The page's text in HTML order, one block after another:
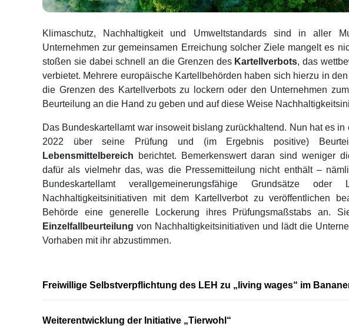
Klimaschutz, Nachhaltigkeit und Umweltstandards sind in aller
Unternehmen zur gemeinsamen Erreichung solcher Ziele mangelt es
stoßen sie dabei schnell an die Grenzen des Kartellverbots, das
verbietet. Mehrere europäische Kartellbehörden haben sich hierzu in
die Grenzen des Kartellverbots zu lockern oder den Unternehmen
Beurteilung an die Hand zu geben und auf diese Weise
Das Bundeskartellamt war insoweit bislang zurückhaltend. Nun hat es
2022 über seine Prüfung und (im Ergebnis positive)
Lebensmittelbereich berichtet. Bemerkenswert daran sind weniger
dafür als vielmehr das, was die Pressemitteilung nicht enthält –
Bundeskartellamt verallgemeinerungsfähige Grundsätze
Nachhaltigkeitsinitiativen mit dem Kartellverbot zu veröffentlichen
Behörde eine generelle Lockerung ihres Prüfungsmaßstabs an.
Einzelfallbeurteilung von Nachhaltigkeitsinitiativen und lädt die
Vorhaben mit ihr abzustimmen.
Freiwillige Selbstverpflichtung des LEH zu „living wages“ im
Weiterentwicklung der Initiative „Tierwohl“